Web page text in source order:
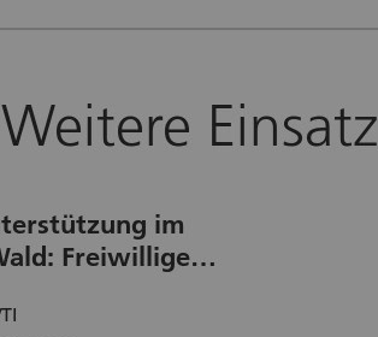
Weitere
im
Freiwillige